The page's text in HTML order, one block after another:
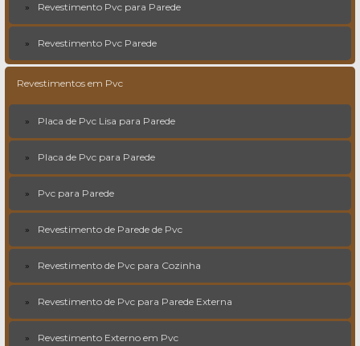
Revestimento Pvc para Parede
Revestimento Pvc Parede
Revestimentos em Pvc
Placa de Pvc Lisa para Parede
Placa de Pvc para Parede
Pvc para Parede
Revestimento de Parede de Pvc
Revestimento de Pvc para Cozinha
Revestimento de Pvc para Parede Externa
Revestimento Externo em Pvc